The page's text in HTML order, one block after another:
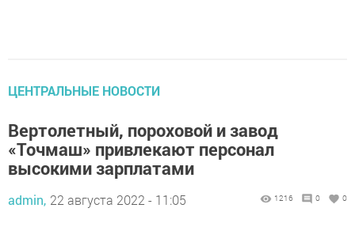
ЦЕНТРАЛЬНЫЕ НОВОСТИ
Вертолетный, пороховой и завод
«Точмаш» привлекают персонал
высокими зарплатами
admin, 22 августа 2022 - 11:05 1216 0 0